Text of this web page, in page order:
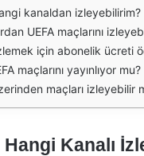
kanaldan izleyebilirim?
UEFA maçlarını
için abonelik ücreti
maçlarını yayınlıyor mu?
maçları izleyebilir
Hangi Kanalı